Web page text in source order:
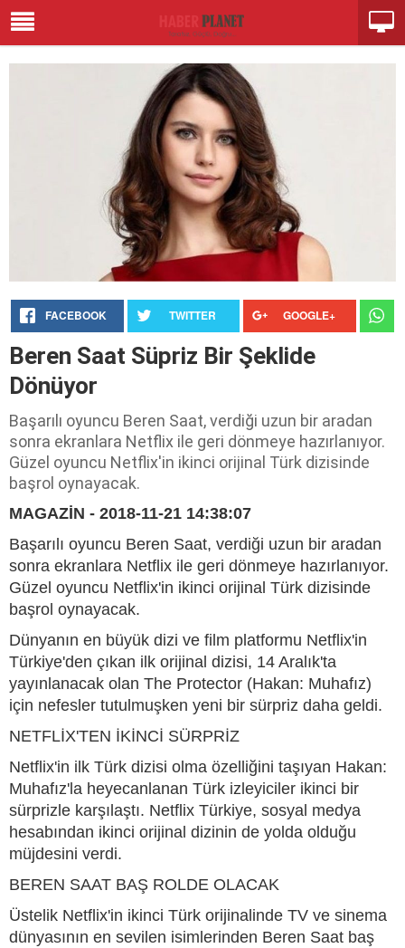
FACEBOOK TWITTER GOOGLE+
Beren Saat Süpriz Bir Şeklide
Dönüyor
Başarılı oyuncu Beren Saat, verdiği uzun bir aradan
sonra ekranlara Netflix ile geri dönmeye hazırlanıyor.
Güzel oyuncu Netflix'in ikinci orijinal Türk dizisinde
başrol oynayacak.
MAGAZİN - 2018-11-21 14:38:07
Başarılı oyuncu Beren Saat, verdiği uzun bir aradan
sonra ekranlara Netflix ile geri dönmeye hazırlanıyor.
Güzel oyuncu Netflix'in ikinci orijinal Türk dizisinde
başrol oynayacak.
Dünyanın en büyük dizi ve film platformu Netflix'in
Türkiye'den çıkan ilk orijinal dizisi, 14 Aralık'ta
yayınlanacak olan The Protector (Hakan: Muhafız)
için nefesler tutulmuşken yeni bir sürpriz daha geldi.
NETFLİX'TEN İKİNCİ SÜRPRİZ
Netflix'in ilk Türk dizisi olma özelliğini taşıyan Hakan:
Muhafız'la heyecanlanan Türk izleyiciler ikinci bir
sürprizle karşılaştı. Netflix Türkiye, sosyal medya
hesabından ikinci orijinal dizinin de yolda olduğu
müjdesini verdi.
BEREN SAAT BAŞ ROLDE OLACAK
Üstelik Netflix'in ikinci Türk orijinalinde TV ve sinema
dünyasının en sevilen isimlerinden Beren Saat baş